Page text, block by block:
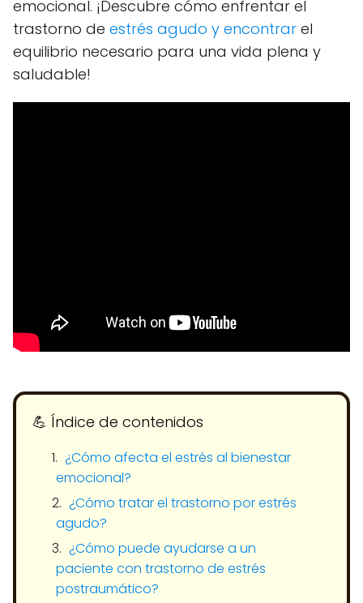
emocional. ¡Descubre cómo enfrentar el
trastorno de estrés agudo y encontrar el
equilibrio necesario para una vida plena y
saludable!
💪​ Índice de contenidos
¿Cómo afecta el estrés al bienestar
emocional?
¿Cómo tratar el trastorno por estrés
agudo?
¿Cómo puede ayudarse a un
paciente con trastorno de estrés
postraumático?